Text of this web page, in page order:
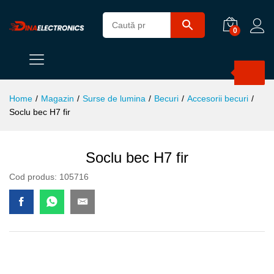
0
Home / Magazin / Surse de lumina / Becuri / Accesorii becuri /
Soclu bec H7 fir
Soclu bec H7 fir
Cod produs: 105716